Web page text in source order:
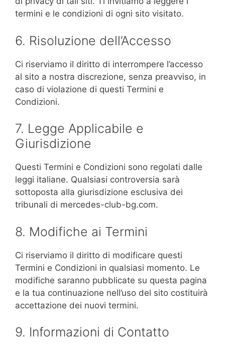
termini e le condizioni di ogni sito visitato.
6. Risoluzione dell’Accesso
Ci riserviamo il diritto di interrompere l’accesso
al sito a nostra discrezione, senza preavviso, in
caso di violazione di questi Termini e
Condizioni.
7. Legge Applicabile e
Giurisdizione
Questi Termini e Condizioni sono regolati dalle
leggi italiane. Qualsiasi controversia sarà
sottoposta alla giurisdizione esclusiva dei
tribunali di mercedes-club-bg.com.
8. Modifiche ai Termini
Ci riserviamo il diritto di modificare questi
Termini e Condizioni in qualsiasi momento. Le
modifiche saranno pubblicate su questa pagina
e la tua continuazione nell’uso del sito costituirà
accettazione dei nuovi termini.
9. Informazioni di Contatto